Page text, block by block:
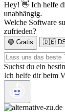
Hey! 👋 Ich helfe
unabhängig.
Welche Software
zufrieden?
🟢 Gratis 🇩🇪
Suchst du ein
Ich helfe dir beim